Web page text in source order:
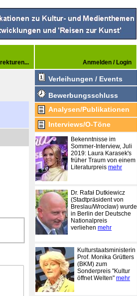
Anmelden / Login
Verleihungen / Events
Bewerbungsschluss
Analysen/Publikationen
Interviews/O-Töne
Bekenntnisse im
Sommer-Interview, Juli
2019: Laura Karasek's
früher Traum von einem
Literaturpreis mehr
Dr. Rafał Dutkiewicz
(Stadtpräsident von
Breslau/Wrocław) wurde
in Berlin der Deutsche
Nationalpreis
verliehen mehr
Kulturstaatsministerin
Prof. Monika Grütters
(BKM) zum
Sonderpreis "Kultur
öffnet Welten" mehr